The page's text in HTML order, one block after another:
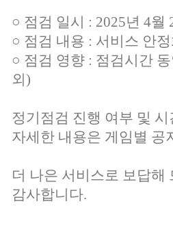
○ 점검 일시 : 2025년 4월
○ 점검 내용 : 서비스 안
○ 점검 영향 : 점검시간
외)
정기점검 진행 여부 및
자세한 내용은 게임별 공
더 나은 서비스로 보답해
감사합니다.